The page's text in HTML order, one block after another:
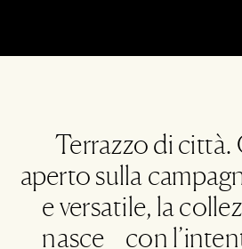
Terrazzo di
aperto sulla
e versatile, la
nasce con